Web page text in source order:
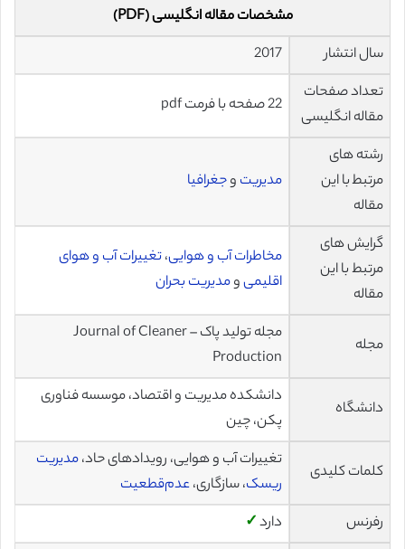
مشخصات مقاله انگلیسی (PDF)
سال انتشار
2017
تعداد صفحات
مقاله انگلیسی
22 صفحه با فرمت pdf
رشته های
مرتبط با این
مقاله
مدیریت وجغرافیا
گرایش های
مرتبط با این
مقاله
مخاطرات آب و هوایی،تغییرات آب و هوای
اقلیمیومدیریت بحران
مجله
مجله تولید پاک – Journal of Cleaner
Production
دانشگاه
دانشکده مدیریت و اقتصاد، موسسه فناوری
پکن، چین
کلمات کلیدی
تغییرات آب و هوایی، رویدادهای حاد،مدیریت
ریسک، سازگاری،عدم‌قطعیت
رفرنس
دارد✓